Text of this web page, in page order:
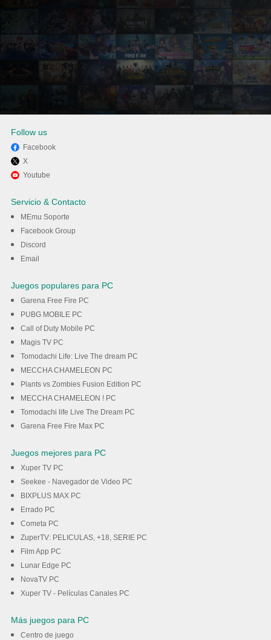
Disfruta jugando Warframe en
PC con MEmu
Follow us
Facebook
X
Youtube
Servicio & Contacto
MEmu Soporte
Facebook Group
Discord
Email
Juegos populares para PC
Garena Free Fire PC
PUBG MOBILE PC
Call of Duty Mobile PC
Magis TV PC
Tomodachi Life: Live The dream PC
MECCHA CHAMELEON PC
Plants vs Zombies Fusion Edition PC
MECCHA CHAMELEON ! PC
Tomodachi life Live The Dream PC
Garena Free Fire Max PC
Juegos mejores para PC
Xuper TV PC
Seekee - Navegador de Video PC
BIXPLUS MAX PC
Errado PC
Cometa PC
ZuperTV: PELICULAS, +18, SERIE PC
Film App PC
Lunar Edge PC
NovaTV PC
Xuper TV - Películas Canales PC
Más juegos para PC
Centro de juego